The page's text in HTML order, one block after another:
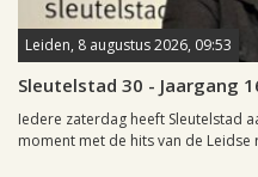
Leiden, 8 augustus 2026, 09:53
Sleutelstad 30 - Jaargang
Iedere zaterdag heeft Sleutelstad
moment met de hits van de Leidse